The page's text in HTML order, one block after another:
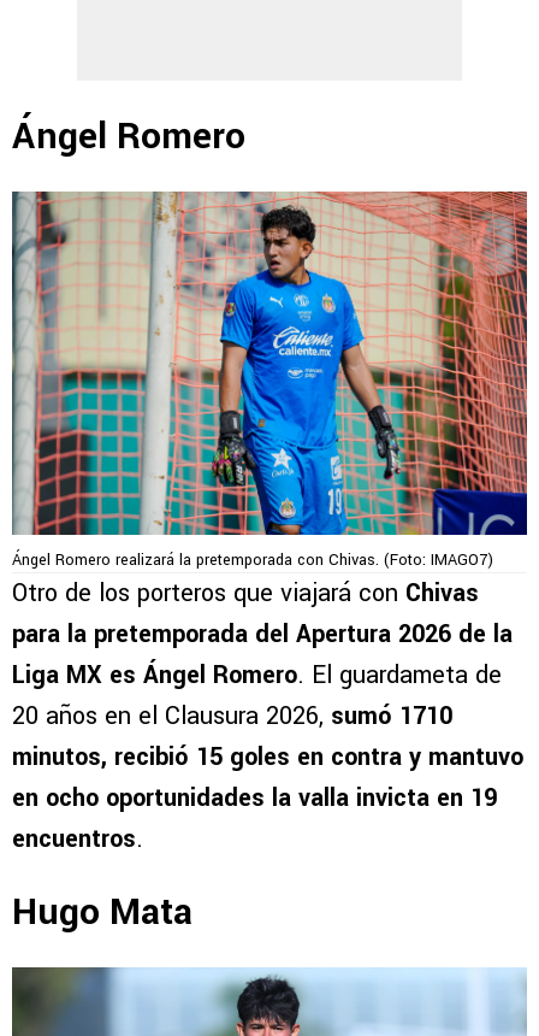
Ángel Romero
Ángel Romero realizará la pretemporada con Chivas. (Foto: IMAGO7)
Otro de los porteros que viajará con Chivas
para la pretemporada del Apertura 2026 de la
Liga MX es Ángel Romero. El guardameta de
20 años en el Clausura 2026, sumó 1710
minutos, recibió 15 goles en contra y mantuvo
en ocho oportunidades la valla invicta en 19
encuentros.
Hugo Mata